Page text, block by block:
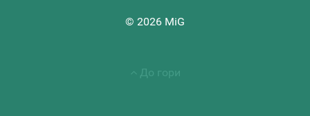
© 2026 MiG
До гори